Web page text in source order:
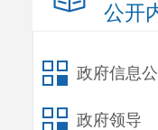
公开
政府信息
政府领导